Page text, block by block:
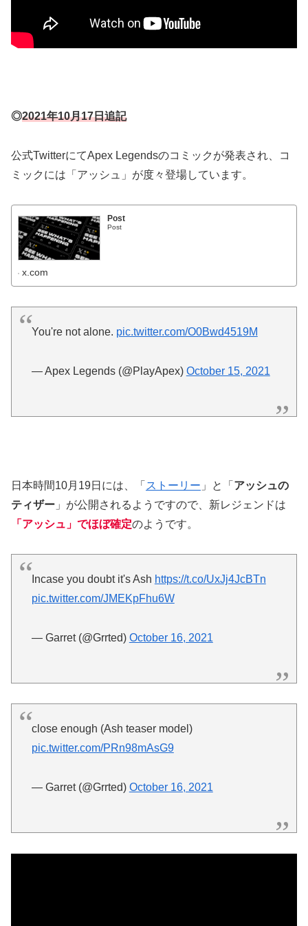
◎2021年10月17日追記
公式TwitterにてApex Legendsのコミックが発表され、コ
ミックには「アッシュ」が度々登場しています。
Post
Post
x.com
You're not alone. pic.twitter.com/O0Bwd4519M
— Apex Legends (@PlayApex) October 15, 2021
日本時間10月19日には、「 ストーリー 」と「 アッシュの
ティザー 」が公開されるようですので、新レジェンドは
「アッシュ」でほぼ確定のようです。
Incase you doubt it's Ash https://t.co/UxJj4JcBTn
pic.twitter.com/JMEKpFhu6W
— Garret (@Grrted) October 16, 2021
close enough (Ash teaser model)
pic.twitter.com/PRn98mAsG9
— Garret (@Grrted) October 16, 2021